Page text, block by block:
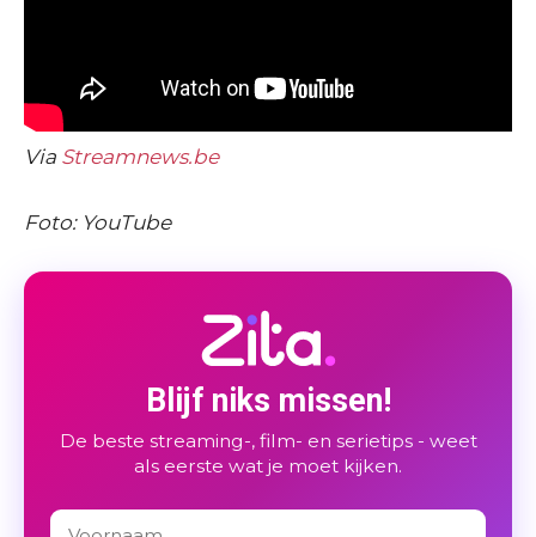
Via Streamnews.be
Foto: YouTube
Blijf niks missen!
De beste streaming-, film- en serietips - weet
als eerste wat je moet kijken.